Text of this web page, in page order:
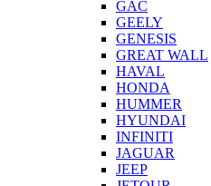
GAC
GEELY
GENESIS
GREAT WALL
HAVAL
HONDA
HUMMER
HYUNDAI
INFINITI
JAGUAR
JEEP